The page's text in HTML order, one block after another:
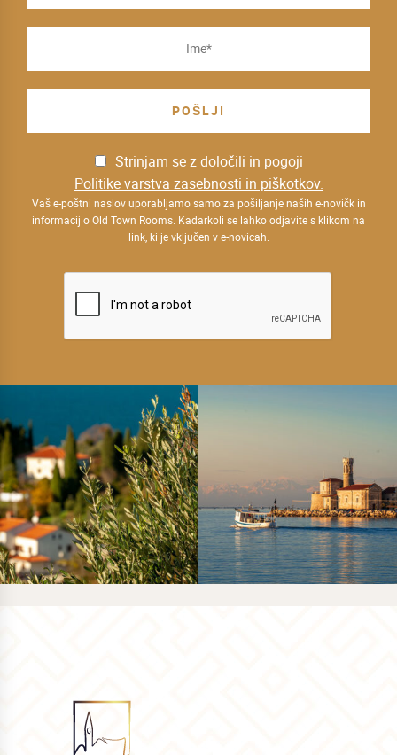
Strinjam se z določili in pogoji
Politike varstva zasebnosti in piškotkov.
Vaš e-poštni naslov uporabljamo samo za pošiljanje naših e-novičk in
informacij o Old Town Rooms. Kadarkoli se lahko odjavite s klikom na
link, ki je vključen v e-novicah.